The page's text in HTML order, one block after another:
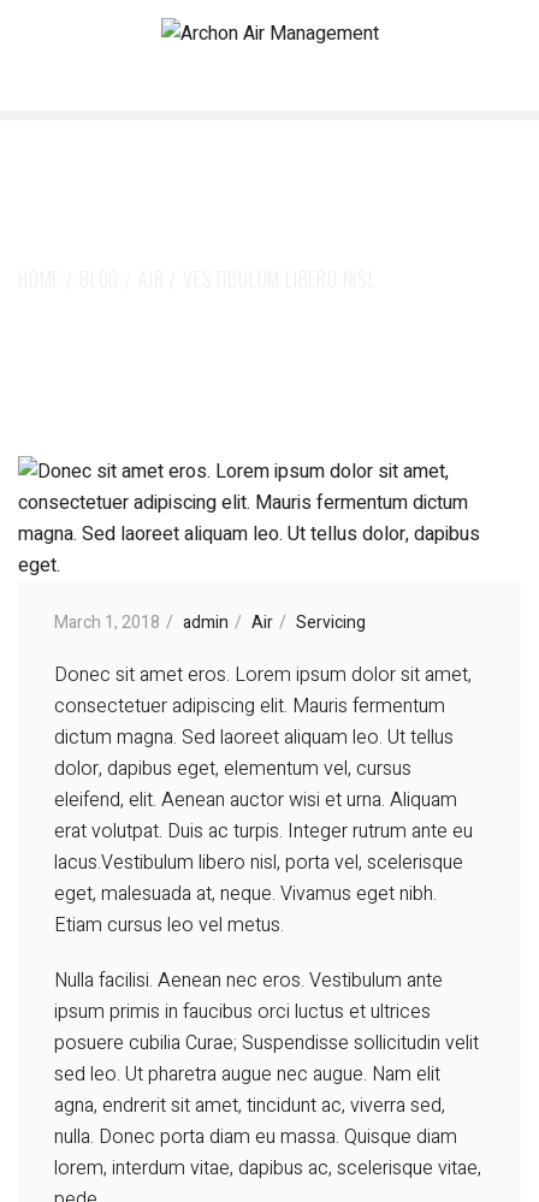
March 1, 2018 admin Air Servicing
Donec sit amet eros. Lorem ipsum dolor sit amet,
consectetuer adipiscing elit. Mauris fermentum
dictum magna. Sed laoreet aliquam leo. Ut tellus
dolor, dapibus eget, elementum vel, cursus
eleifend, elit. Aenean auctor wisi et urna. Aliquam
erat volutpat. Duis ac turpis. Integer rutrum ante eu
lacus.Vestibulum libero nisl, porta vel, scelerisque
eget, malesuada at, neque. Vivamus eget nibh.
Etiam cursus leo vel metus.
Nulla facilisi. Aenean nec eros. Vestibulum ante
ipsum primis in faucibus orci luctus et ultrices
posuere cubilia Curae; Suspendisse sollicitudin velit
sed leo. Ut pharetra augue nec augue. Nam elit
agna, endrerit sit amet, tincidunt ac, viverra sed,
nulla. Donec porta diam eu massa. Quisque diam
lorem, interdum vitae, dapibus ac, scelerisque vitae,